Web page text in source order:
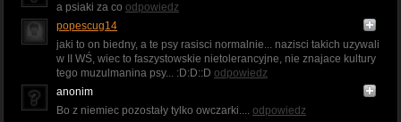
a psiaki za co odpowiedz
popescug14
jaki to on biedny, a te psy rasisci normalnie... nazisci takich uzywali
w II WŚ, wiec to faszystowskie nietolerancyjne, nie znajace kultury
tego muzulmanina psy... :D:D::D odpowiedz
anonim
Bo z niemiec pozostały tylko owczarki.... odpowiedz